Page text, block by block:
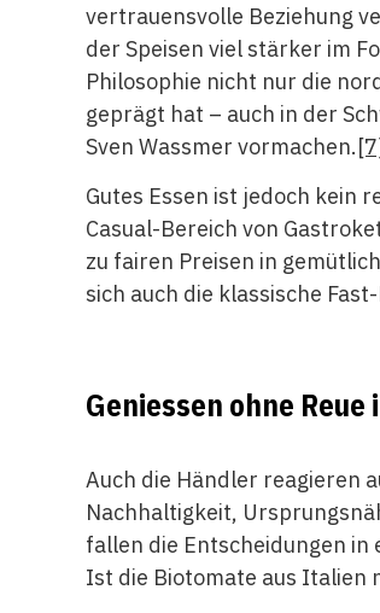
vertrauensvolle Beziehung
der Speisen viel stärker im
Philosophie nicht nur die
geprägt hat – auch in der
Sven Wassmer vormachen.
Gutes Essen ist jedoch kein
Casual-Bereich von
zu fairen Preisen in
sich auch die klassische
Geniessen ohne
Auch die Händler reagieren
Nachhaltigkeit,
fallen die Entscheidungen
Ist die Biotomate aus Italien